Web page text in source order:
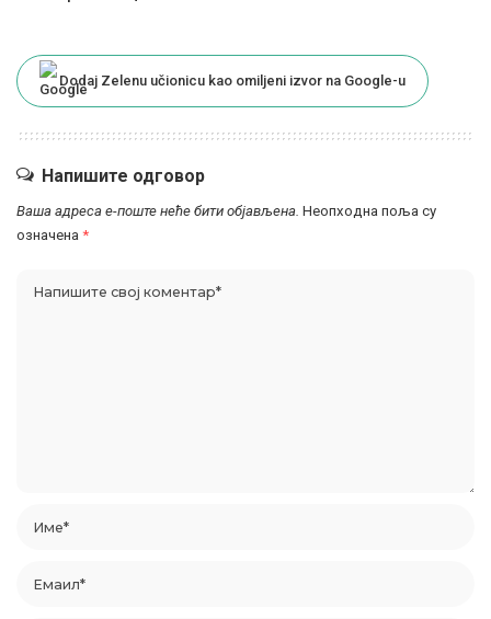
Dodaj Zelenu učionicu kao omiljeni izvor na Google-u
Напишите одговор
Ваша адреса е-поште неће бити објављена. Неопходна поља су
означена *